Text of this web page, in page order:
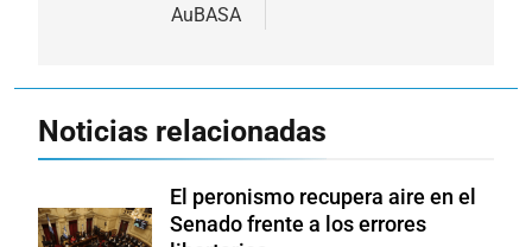
AuBASA
Noticias relacionadas
El peronismo recupera aire en el
Senado frente a los errores